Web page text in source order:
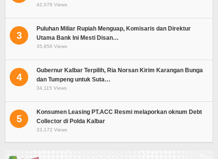
42,076 Views
3
Puluhan Miliar Rupiah Menguap, Komisaris dan Direktur
Utama Bank Ini Mesti Disan…
35,856 Views
4
Gubernur Kalbar Terpilih, Ria Norsan Kirim Karangan Bunga
dan Tumpeng untuk Suta…
34,115 Views
5
Konsumen Leasing PT.ACC Resmi melaporkan oknum Debt
Collector di Polda Kalbar
33,172 Views